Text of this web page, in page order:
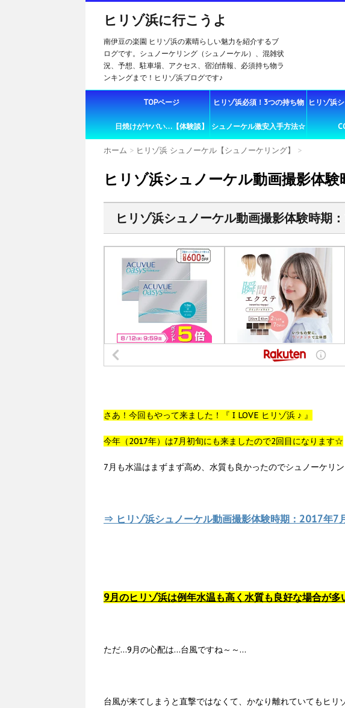
ヒリゾ浜に行こうよ
南伊豆の楽園 ヒリゾ浜の素晴らしい魅力を紹介するブ
ログです。シュノーケリング（シュノーケル）、混雑状
況、予想、駐車場、アクセス、宿泊情報、必須持ち物ラ
ンキングまで！ヒリゾ浜ブログです♪
TOPページ ヒリゾ浜必須！3つの持ち物 ヒリゾ浜
日焼けがヤバい…【体験談】 シュノーケル激安入手方法☆
ホーム > ヒリゾ浜 シュノーケル【シュノーケリング】 >
ヒリゾ浜シュノーケル動画撮影体
ヒリゾ浜シュノーケル動画撮影体験時期
さあ！今回もやって来ました！『 I LOVE ヒリゾ浜 ♪ 』
今年（2017年）は7月初旬にも来ましたので2回目になります☆
7月も水温はまずまず高め、水質も良かったのでシュノーケリ
⇒ ヒリゾ浜シュノーケル動画撮影体験時期：2017年7
9月のヒリゾ浜は例年水温も高く水質も良好な場合が多
ただ…9月の心配は…台風ですね～～…
台風が来てしまうと直撃ではなくて、かなり離れていてもヒリ